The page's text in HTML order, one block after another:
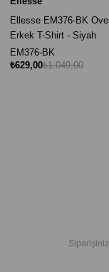
Ellesse EM376-BK
Erkek T-Shirt - Siyah
EM376-BK
₺629,00₺1.049,00